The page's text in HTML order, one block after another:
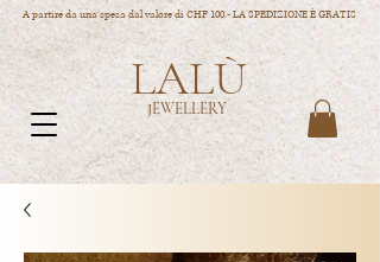
A partire da una spesa dal valore di CHF 100.- LA SPEDIZIONE È GRATIS
LALÙ
JEWELLERY